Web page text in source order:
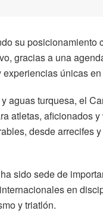
su posicionamiento
gracias a una
únicas
aguas turquesa, el
atletas, aficionados
desde arrecifes
sido sede de
en
y triatlón.